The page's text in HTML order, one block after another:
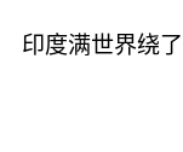
印度满世界绕